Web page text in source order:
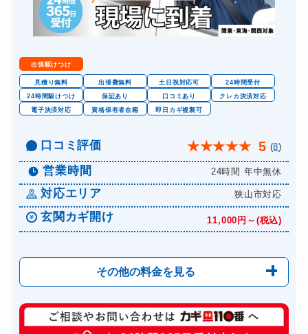
出張駆けつけ
見積り無料 出張費無料 土日祝対応可
24時間受付
24時間駆けつけ
保証あり 口コミあり
クレカ決済対応
電子決済対応
資格保有者在籍 即日カギ複製可
口コミ評価 ★★★★★ 5 (8)
営業時間 24時間 年中無休
対応エリア 狭山市対応
玄関カギ開け 11,000円～(税込)
その他の料金を見る
玄関カギ修理 6,600円～(税込)